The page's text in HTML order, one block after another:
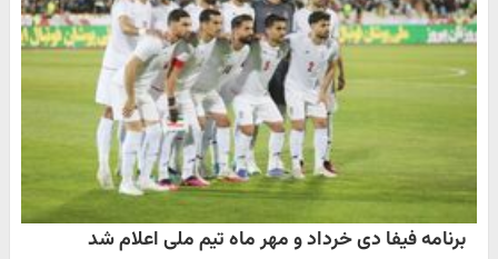
برنامه فیفا دی خرداد و مهر ماه تیم ملی اعلام شد